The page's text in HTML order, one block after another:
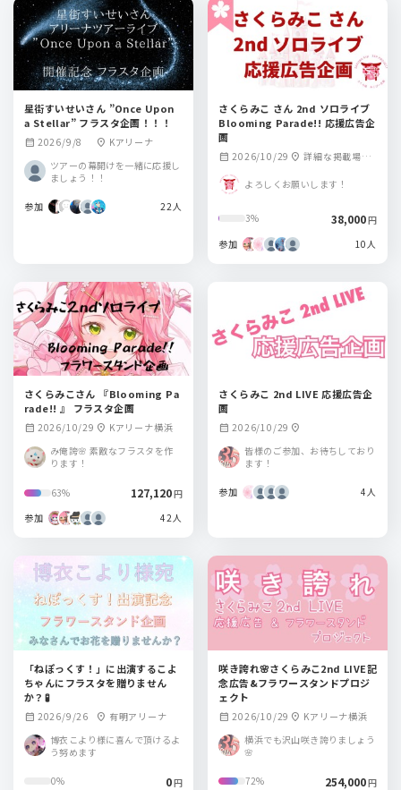
星街すいせいさん ”Once Upon
a Stellar” フラスタ企画！！！
calendar_month 2026/9/8 location_on Kアリーナ
ツアーの幕開けを一緒に応援し
ましょう！！
参加 22人
さくらみこ さん 2nd ソロライブ
Blooming Parade!! 応援広告企
画
calendar_month 2026/10/29 location_on 詳細な掲載場所
ます
よろしくお願いします！
3% 38,000円
参加
10人
さくらみこさん 『Blooming Pa
rade!! 』 フラスタ企画
calendar_month 2026/10/29 location_on Kアリーナ横浜
み俺誇🌸 素敵なフラスタを作
ります！
63% 127,120円
参加
42人
さくらみこ 2nd LIVE 応援広告企
画
calendar_month 2026/10/29 location_on
皆様のご参加、お待ちしており
ます！
参加 4人
「ねぽっくす！」に出演するこよ
ちゃんにフラスタを贈りません
か？🧪
calendar_month 2026/9/26 location_on 有明アリーナ
博衣こより様に喜んで頂けるよ
う努めます
0% 0円
咲き誇れ🌸さくらみこ2nd LIVE記
念広告&フラワースタンドプロジ
ェクト
calendar_month 2026/10/29 location_on Kアリーナ横浜
横浜でも沢山咲き誇りましょう
🌸
72% 254,000円